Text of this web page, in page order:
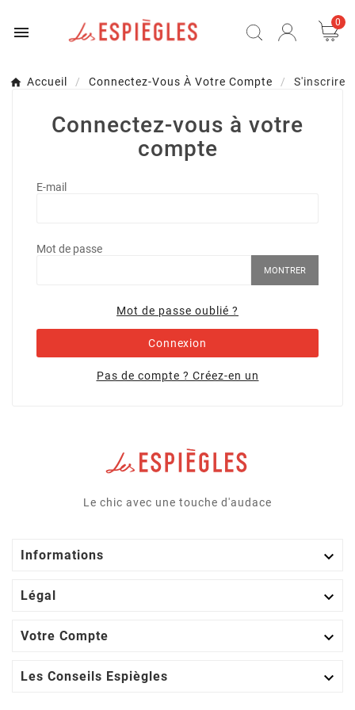

0
Accueil Connectez-Vous À Votre Compte S'inscrire
Connectez-vous à votre
compte
E-mail
Mot de passe
MONTRER
Mot de passe oublié ?
Connexion
Pas de compte ? Créez-en un
Le chic avec une touche d'audace
Informations 
Légal 
Votre Compte 
Les Conseils Espiègles 